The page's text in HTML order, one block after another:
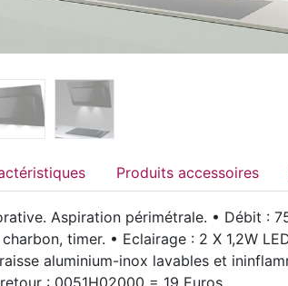
Produits accessoires
Aspiration périmétrale. • Débit :
timer. • Eclairage : 2 X 1,2W
aluminium-inox lavables et
: 0051H02000 = 19 Euros.